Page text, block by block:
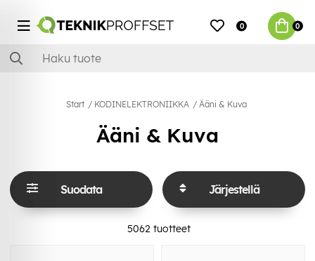
0 0
Start KODINELEKTRONIIKKA Ääni & Kuva
Ääni & Kuva
Suodata Järjestellä
5062 tuotteet